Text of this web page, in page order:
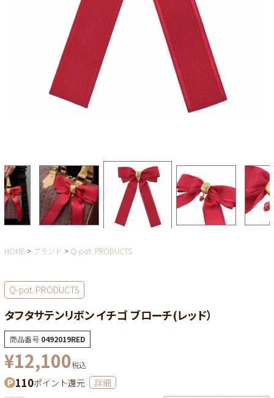
HOME ブランド Q-pot. PRODUCTS
Q-pot. PRODUCTS
タフタサテンリボン イチゴ ブローチ(レッド）
商品番号 0492019RED
¥12,100税込
110ポイント還元 詳細